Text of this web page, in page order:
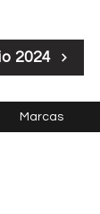
2024
Marcas